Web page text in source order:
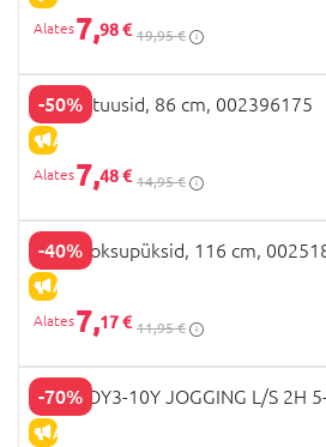
7,98 € 19,95 €
-50%
ALLAHINDLUS
OVS retuusid, 86 cm, 002396175
7,48 € 14,95 €
-40%
ALLAHINDLUS
OVS jooksupüksid, 116 cm,
7,17 € 11,95 €
-70%
ALLAHINDLUS
OVS BOY3-10Y JOGGING L/S 2H